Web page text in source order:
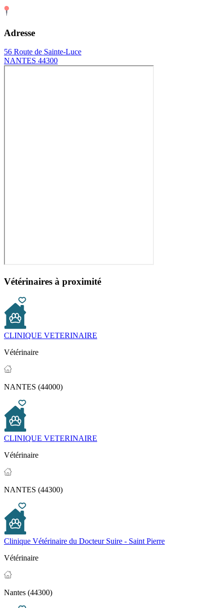
Adresse
56 Route de Sainte-Luce
NANTES 44300
Vétérinaires à proximité
CLINIQUE VETERINAIRE
Vétérinaire
NANTES (44000)
CLINIQUE VETERINAIRE
Vétérinaire
NANTES (44300)
Clinique Vétérinaire du Docteur Suire - Saint Pierre
Vétérinaire
Nantes (44300)